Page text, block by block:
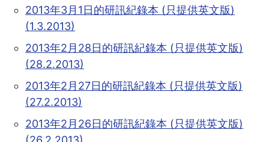
2013年3月1日的研訊紀錄本 (只提供英文版)
(1.3.2013)
2013年2月28日的研訊紀錄本 (只提供英文版)
(28.2.2013)
2013年2月27日的研訊紀錄本 (只提供英文版)
(27.2.2013)
2013年2月26日的研訊紀錄本 (只提供英文版)